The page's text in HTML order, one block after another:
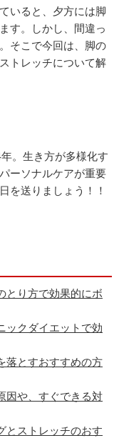
いると、夕方には脚
す。しかし、間違っ
そこで今回は、脚の
トレッチについて解
。生き方が多様化す
ーソナルケアが重要
を送りましょう！！
とり方で効果的にボ
ックダイエットで効
落とすおすすめの方
因や、すぐできる対
とストレッチのおす